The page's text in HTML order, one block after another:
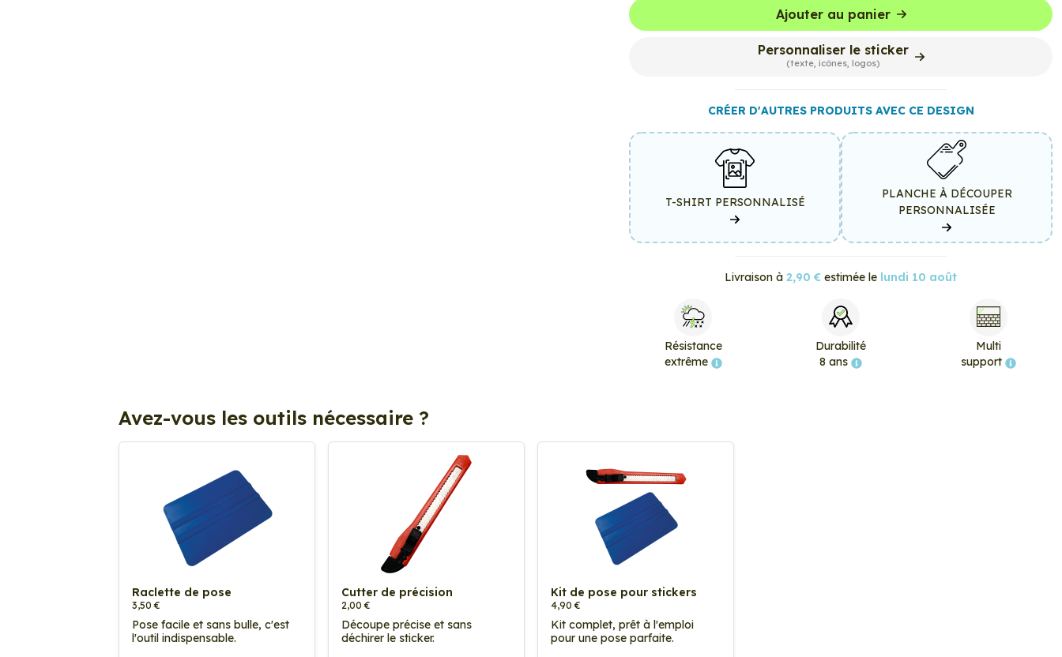
Ajouter au panier
Personnaliser le sticker
(texte, icônes, logos)
CRÉER D'AUTRES PRODUITS AVEC CE DESIGN
T-SHIRT PERSONNALISÉ
PLANCHE À DÉCOUPER
PERSONNALISÉE
Livraison à 2,90 € estimée le lundi 10 août
Résistance
extrême
Durabilité
8 ans
Multi
support
Avez-vous les outils nécessaire ?
Raclette de pose
3,50 €
Pose facile et sans bulle, c'est
l'outil indispensable.
Cutter de précision
2,00 €
Découpe précise et sans
déchirer le sticker.
Kit de pose pour stickers
4,90 €
Kit complet, prêt à l'emploi
pour une pose parfaite.